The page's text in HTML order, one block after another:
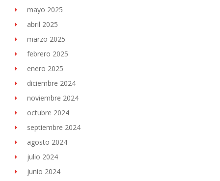
mayo 2025
abril 2025
marzo 2025
febrero 2025
enero 2025
diciembre 2024
noviembre 2024
octubre 2024
septiembre 2024
agosto 2024
julio 2024
junio 2024